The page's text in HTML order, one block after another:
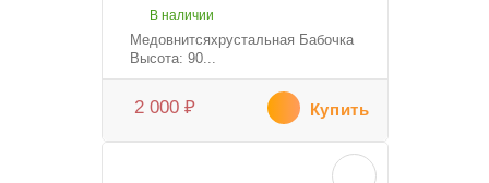
В наличии
Медовнитсяхрустальная Бабочка
Высота: 90...
2 000 ₽ Купить